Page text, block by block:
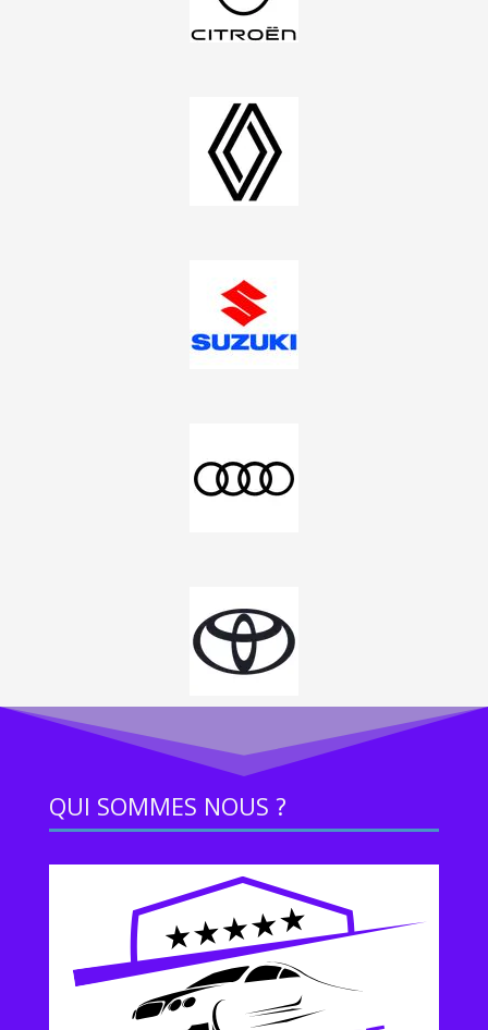
QUI SOMMES NOUS ?